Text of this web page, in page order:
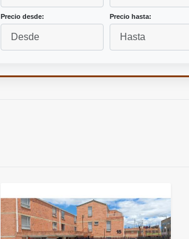
Precio desde: Precio hasta: